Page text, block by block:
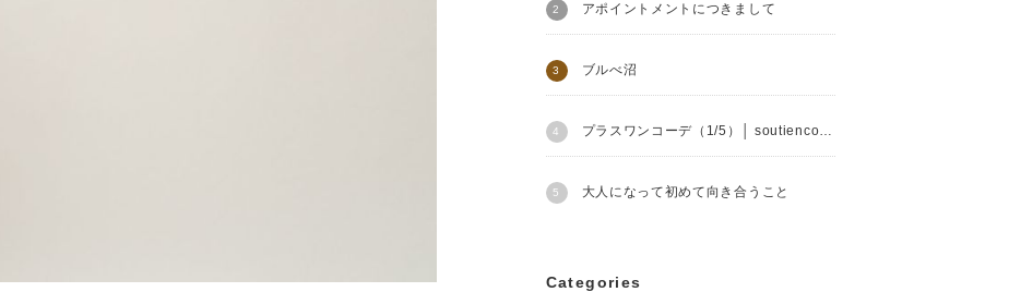
アポイントメントにつきまして
ブルべ沼
プラスワンコーデ（1/5）│ soutiencollar
大人になって初めて向き合うこと
Categories